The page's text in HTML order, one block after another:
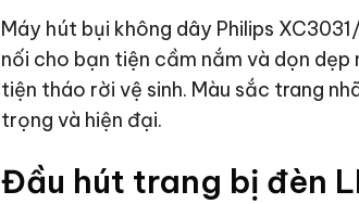
Máy hút bụi không dây Philips
nối cho bạn tiện cầm nắm và dọn dẹp
tiện tháo rời vệ sinh. Màu sắc trang
trọng và hiện đại.
Đầu hút trang bị đèn